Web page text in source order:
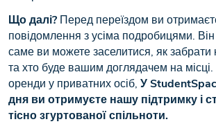
Що далі?Перед переїздом ви
повідомлення з усіма подробицями.
саме ви можете заселитися, як забрати
та хто буде вашим доглядачем на місці.
оренди у приватних осіб, У
дня ви отримуєте нашу підтримку і
тісно згуртованої спільноти.